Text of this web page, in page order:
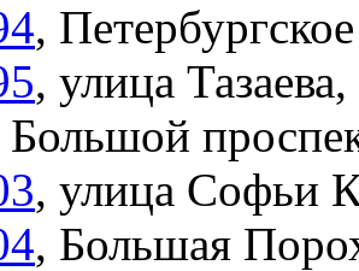
,
, улица
Большой
, улица Софьи
, Большая